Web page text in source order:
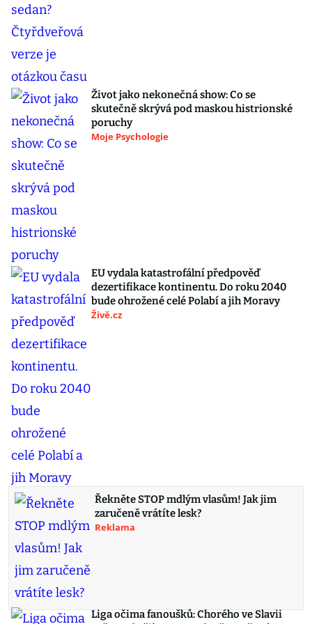
Život jako nekonečná show: Co se
skutečně skrývá pod maskou histrionské
poruchy
Moje Psychologie
EU vydala katastrofální předpověď
dezertifikace kontinentu. Do roku 2040
bude ohrožené celé Polabí a jih Moravy
Živě.cz
Řekněte STOP mdlým vlasům! Jak jim
zaručeně vrátíte lesk?
Reklama
Liga očima fanoušků: Chorého ve Slavii